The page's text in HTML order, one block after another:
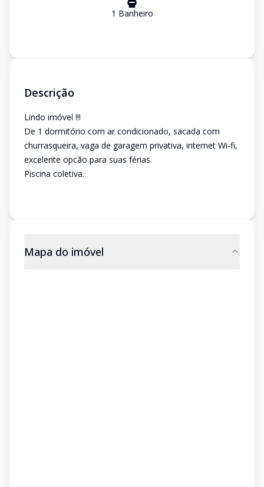
1 Banheiro
Descrição
Lindo imóvel !!!
De 1 dormitório com ar condicionado, sacada com
churrasqueira, vaga de garagem privativa, internet Wi-fi,
excelente opcão para suas férias.
Piscina coletiva.
Mapa do imóvel